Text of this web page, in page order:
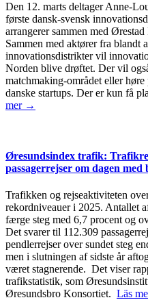
Den 12. marts deltager Anne-
første dansk-svensk
arrangerer sammen med
Sammen med aktører fra blandt
innovationsdistrikter vil
Norden blive drøftet. Der vil
matchmaking-området eller
danske startups. Der er kun få
mer →
Øresundsindex trafik:
passagerrejser om dagen
Trafikken og rejseaktiviteten
rekordniveauer i 2025. Antallet
færge steg med 6,7 procent og
Det svarer til 112.309
pendlerrejser over sundet steg
men i slutningen af sidste år
været stagnerende. Det viser
trafikstatistik, som
Øresundsbro Konsortiet. Läs